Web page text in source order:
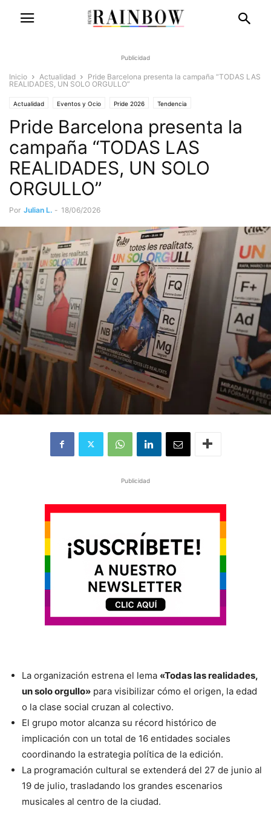
Publicidad
Inicio Actualidad
Pride Barcelona presenta la campaña “TODAS LAS
REALIDADES, UN SOLO ORGULLO”
Actualidad Eventos y Ocio Pride 2026 Tendencia
Pride Barcelona presenta la
campaña “TODAS LAS
REALIDADES, UN SOLO
ORGULLO”
Por Julian L. - 18/06/2026
Publicidad
La organización estrena el lema «Todas las realidades,
un solo orgullo» para visibilizar cómo el origen, la edad
o la clase social cruzan al colectivo.
El grupo motor alcanza su récord histórico de
implicación con un total de 16 entidades sociales
coordinando la estrategia política de la edición.
La programación cultural se extenderá del 27 de junio al
19 de julio, trasladando los grandes escenarios
musicales al centro de la ciudad.